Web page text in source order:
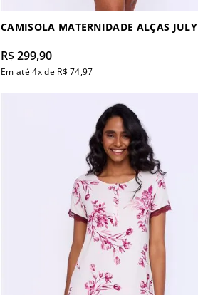
CAMISOLA MATERNIDADE ALÇAS JULY
R$299,90
Em até4x de R$ 74,97